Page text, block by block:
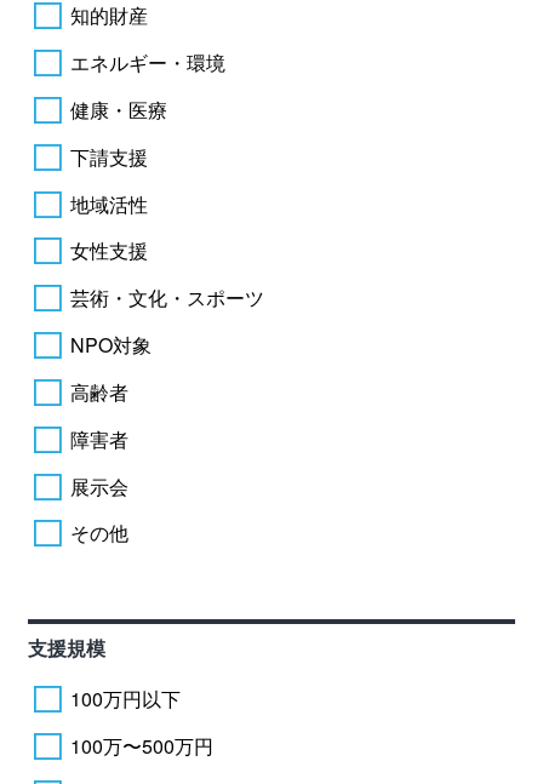
知的財産
エネルギー・環境
健康・医療
下請支援
地域活性
女性支援
芸術・文化・スポーツ
NPO対象
高齢者
障害者
展示会
その他
支援規模
100万円以下
100万〜500万円